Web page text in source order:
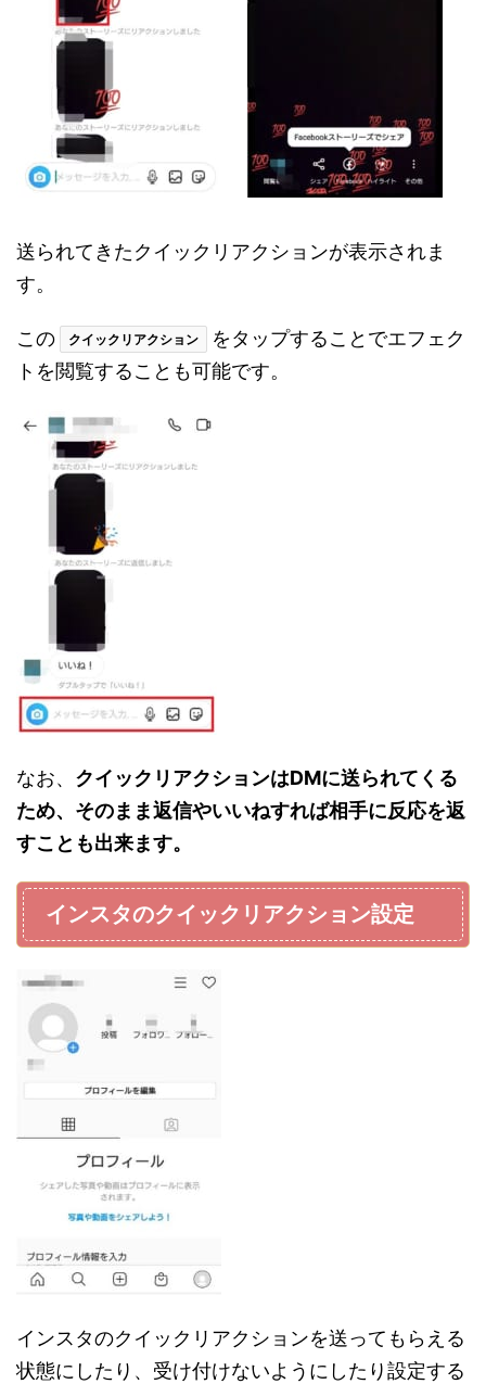
送られてきたクイックリアクションが表示されま
す。
この クイックリアクション
をタップすることでエフェク
トを閲覧することも可能です。
なお、 クイックリアクションはDMに送られてくる
ため、そのまま返信やいいねすれば相手に反応を返
すことも出来ます。
インスタのクイックリアクション設定
インスタのクイックリアクションを送ってもらえる
状態にしたり、受け付けないようにしたり設定する